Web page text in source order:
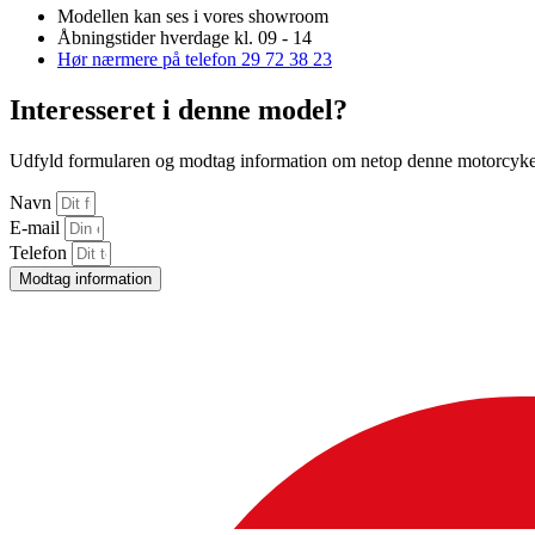
Modellen kan ses i vores showroom
Åbningstider hverdage kl. 09 - 14
Hør nærmere på telefon 29 72 38 23
Interesseret i denne model?
Udfyld formularen og modtag information om netop denne
Navn
E-mail
Telefon
Modtag information